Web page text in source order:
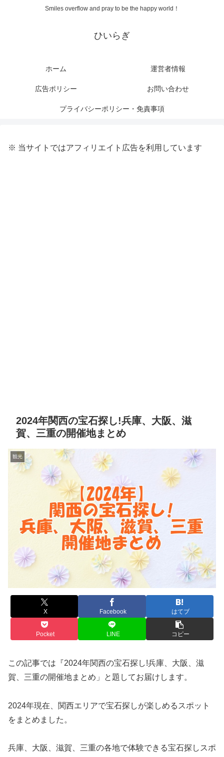
Smiles overflow and pray to be the happy world！
ひいらぎ
ホーム 運営者情報
広告ポリシー お問い合わせ
プライバシーポリシー・免責事項
※ 当サイトではアフィリエイト広告を利用しています
2024年関西の宝石探し!兵庫、大阪、滋
賀、三重の開催地まとめ
観光
X Facebook はてブ
Pocket LINE コピー
この記事では『2024年関西の宝石探し!兵庫、大阪、滋
賀、三重の開催地まとめ」と題してお届けします。
2024年現在、関西エリアで宝石探しが楽しめるスポット
をまとめました。
兵庫、大阪、滋賀、三重の各地で体験できる宝石探しスポ